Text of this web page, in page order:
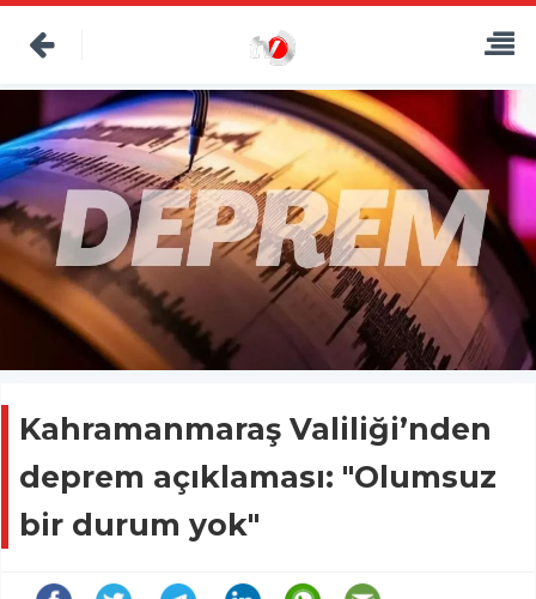
Kahramanmaraş Valiliği’nden
deprem açıklaması: "Olumsuz
bir durum yok"